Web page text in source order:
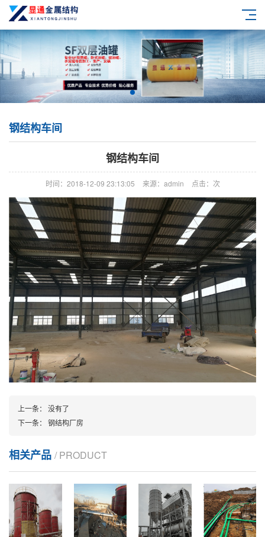
钢结构车间
钢结构车间
时间：2018-12-09 23:13:05 来源：admin 点击： 次
上一条：
没有了
下一条：
钢结构厂房
相关产品 / PRODUCT